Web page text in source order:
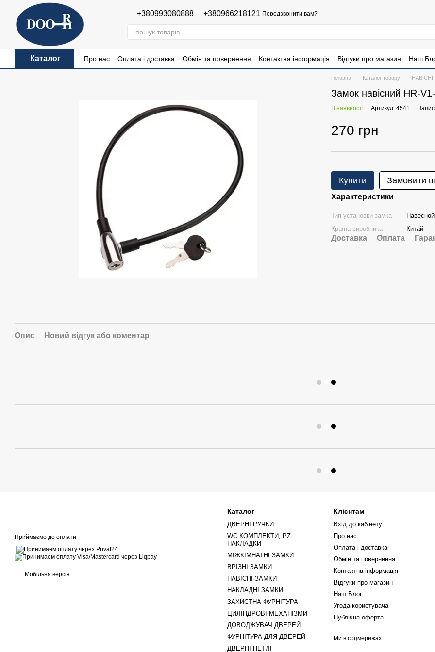
Перейти до основного контенту
+380993080888 +380966218121 Передзвонити вам?
Каталог Про нас Оплата і доставка Обмін та повернення Контактна інформація Відгуки про магазин
Наш
Публічна оферта
Головна Каталог товару
Замок навісний HR-
В наявності Артикул: 4541
270 грн
Купити Замовити
Характеристики
Тип установки замка
Навесной
Країна виробника
Китай
Доставка Оплата
Опис Новий відгук або коментар
Приймаємо до оплати
Мобільна версія
Каталог
ДВЕРНІ РУЧКИ
WC КОМПЛЕКТИ, PZ
НАКЛАДКИ
МІЖКІМНАТНІ ЗАМКИ
ВРІЗНІ ЗАМКИ
НАВІСНІ ЗАМКИ
НАКЛАДНІ ЗАМКИ
ЗАХИСТНА ФУРНІТУРА
ЦИЛІНДРОВІ МЕХАНІЗМИ
ДОВОДЖУВАЧ ДВЕРЕЙ
ФУРНІТУРА ДЛЯ ДВЕРЕЙ
ДВЕРНІ ПЕТЛІ
Клієнтам
Вхід до кабінету
Про нас
Оплата і доставка
Обмін та повернення
Контактна інформація
Відгуки про магазин
Наш Блог
Угода користувача
Публічна оферта
Ми в соцмережах